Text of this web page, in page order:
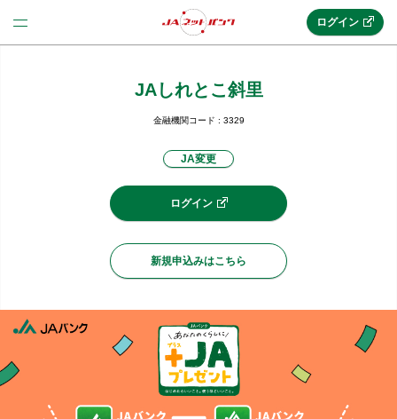
法人のお客様はこちら
新規申込み
JAネットバンクトップ
機能・サービス
セキュリティ
ログイン
JAしれとこ斜里
金融機関コード : 3329
JA変更
ログイン
新規申込みはこちら